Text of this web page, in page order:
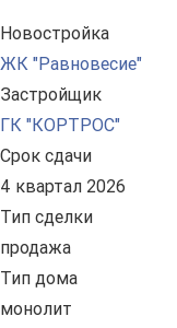
Новостройка
ЖК "Равновесие"
Застройщик
ГК "КОРТРОС"
Срок сдачи
4 квартал 2026
Тип сделки
продажа
Тип дома
монолит